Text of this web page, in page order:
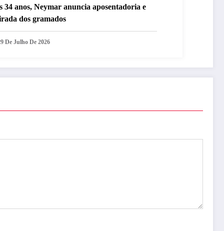
34 anos, Neymar anuncia aposentadoria e
dos gramados
De Julho De 2026